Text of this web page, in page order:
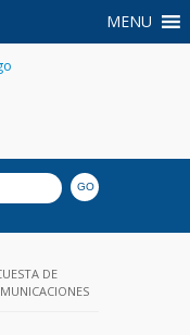
MENU
DE